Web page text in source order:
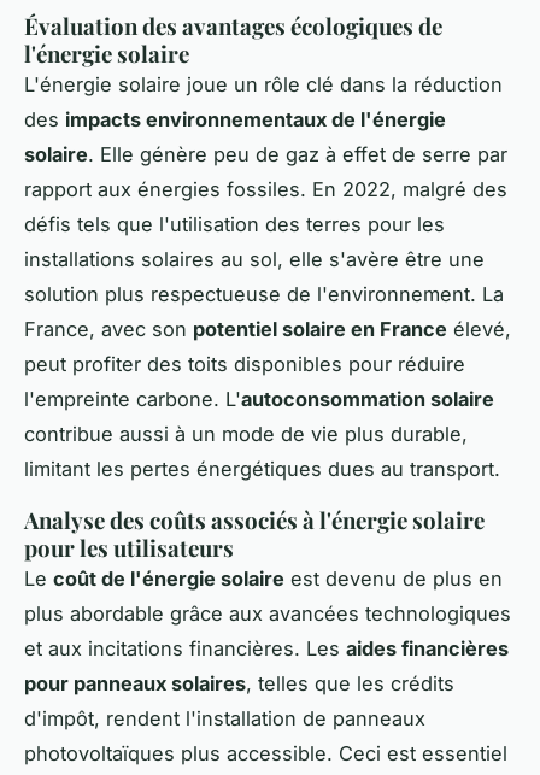
Évaluation des avantages écologiques de
l'énergie solaire
L'énergie solaire joue un rôle clé dans la réduction
des impacts environnementaux de l'énergie
solaire. Elle génère peu de gaz à effet de serre par
rapport aux énergies fossiles. En 2022, malgré des
défis tels que l'utilisation des terres pour les
installations solaires au sol, elle s'avère être une
solution plus respectueuse de l'environnement. La
France, avec son potentiel solaire en France élevé,
peut profiter des toits disponibles pour réduire
l'empreinte carbone. L'autoconsommation solaire
contribue aussi à un mode de vie plus durable,
limitant les pertes énergétiques dues au transport.
Analyse des coûts associés à l'énergie solaire
pour les utilisateurs
Le coût de l'énergie solaire est devenu de plus en
plus abordable grâce aux avancées technologiques
et aux incitations financières. Les aides financières
pour panneaux solaires, telles que les crédits
d'impôt, rendent l'installation de panneaux
photovoltaïques plus accessible. Ceci est essentiel